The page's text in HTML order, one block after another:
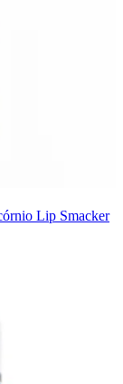
Lip Smacker